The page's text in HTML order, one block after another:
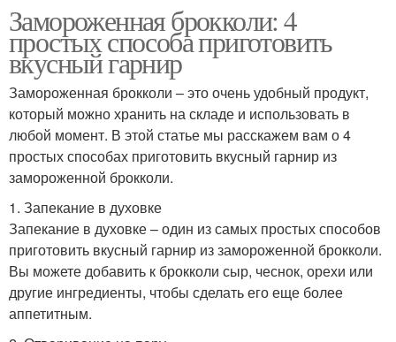
Замороженная брокколи: 4
простых способа приготовить
вкусный гарнир
Замороженная брокколи – это очень удобный продукт,
который можно хранить на складе и использовать в
любой момент. В этой статье мы расскажем вам о 4
простых способах приготовить вкусный гарнир из
замороженной брокколи.
1. Запекание в духовке
Запекание в духовке – один из самых простых способов
приготовить вкусный гарнир из замороженной брокколи.
Вы можете добавить к брокколи сыр, чеснок, орехи или
другие ингредиенты, чтобы сделать его еще более
аппетитным.